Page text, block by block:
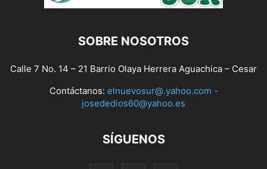
SOBRE NOSOTROS
Calle 7 No. 14 – 21 Barrio Olaya Herrera Aguachica – Cesar
Contáctanos: elnuevosur@.yahoo.com -
josededios60@yahoo.es
SÍGUENOS